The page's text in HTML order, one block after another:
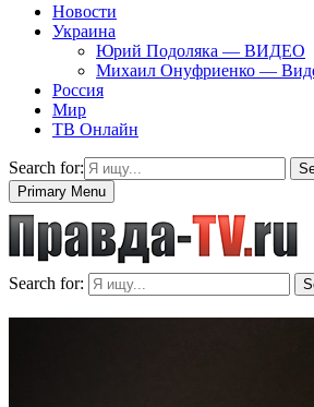
Новости
Украина
Юрий Подоляка — ВИДЕО
Михаил Онуфриенко —
Россия
Мир
ТВ Онлайн
Search for:
Primary Menu
Search for: